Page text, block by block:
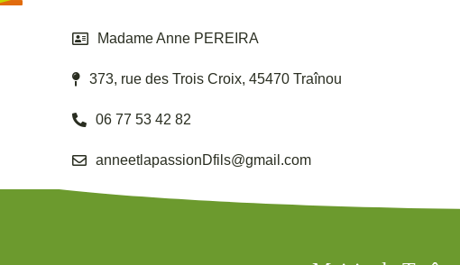
Madame Anne PEREIRA
373, rue des Trois Croix, 45470 Traînou
06 77 53 42 82
anneetlapassionDfils@gmail.com